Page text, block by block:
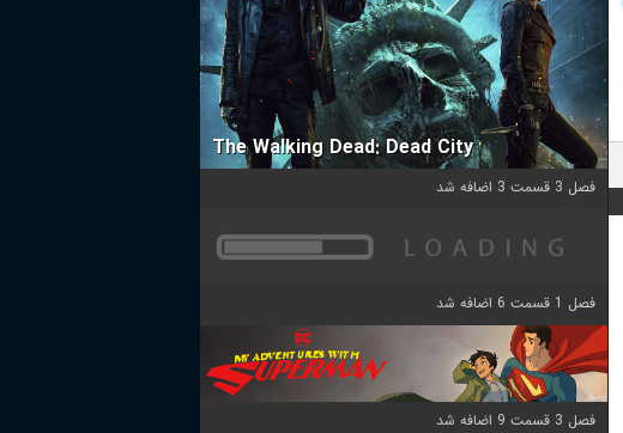
The Walking Dead: Dead City
فصل 3 قسمت 3 اضافه شد
فصل 1 قسمت 6 اضافه شد
فصل 3 قسمت 9 اضافه شد